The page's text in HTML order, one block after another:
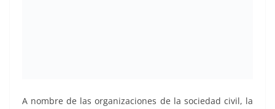
A nombre de las organizaciones de la sociedad civil, la